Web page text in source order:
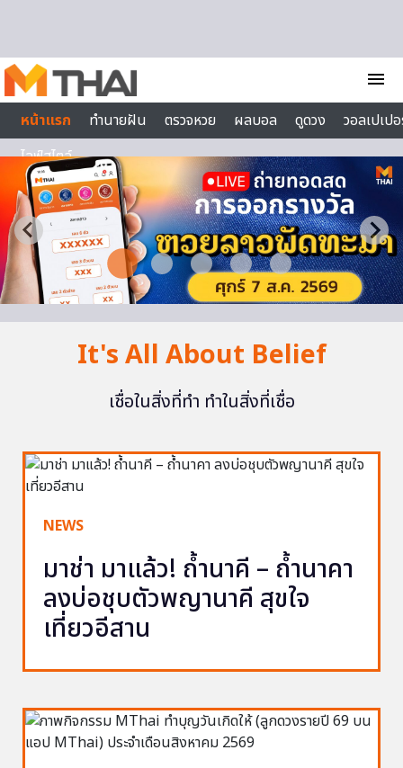
menu
หน้าแรก
ทำนายฝัน ตรวจหวย ผลบอล ดูดวง
วอลเปเป
ไลฟ์สไตล์
It's All About Belief
เชื่อในสิ่งที่ทำ ทำในสิ่งที่เชื่อ
NEWS
มาช่า มาแล้ว! ถ้ำนาคี – ถ้ำนาคา
ลงบ่อชุบตัวพญานาคี สุขใจ
เที่ยวอีสาน